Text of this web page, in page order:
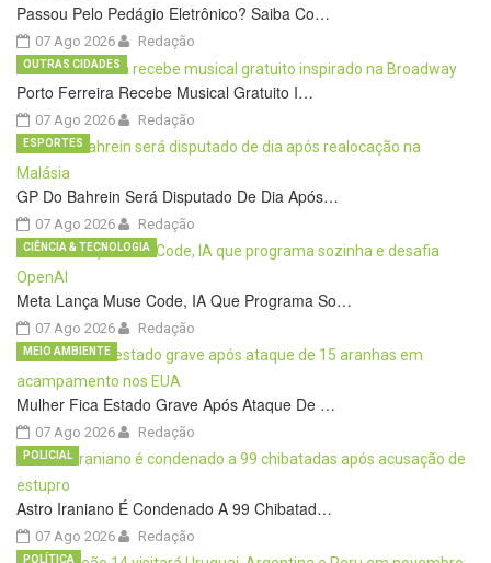
Passou Pelo Pedágio Eletrônico? Saiba Co…
07 Ago 2026 Redação
Porto Ferreira Recebe Musical Gratuito I…
07 Ago 2026
OUTRAS CIDADES
Redação
GP Do Bahrein Será Disputado De Dia Após…
07 Ago 2026
ESPORTES
Redação
Meta Lança Muse Code, IA Que Programa So…
07 Ago 2026
CIÊNCIA & TECNOLOGIA
Redação
Mulher Fica Estado Grave Após Ataque De …
07 Ago 2026
MEIO AMBIENTE
Redação
Astro Iraniano É Condenado A 99 Chibatad…
07 Ago 2026
POLICIAL
Redação
POLÍTICA